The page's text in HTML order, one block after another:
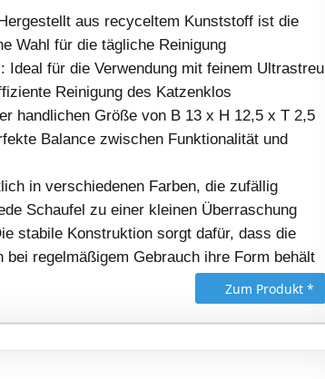
aus recyceltem Kunststoff ist die
Wahl für die tägliche Reinigung
Ideal für die Verwendung mit feinem Ultrastreu
Reinigung des Katzenklos
handlichen Größe von B 13 x H 12,5 x T 2,5
Balance zwischen Funktionalität und
in verschiedenen Farben, die zufällig
Schaufel zu einer kleinen Überraschung
stabile Konstruktion sorgt dafür, dass die
bei regelmäßigem Gebrauch ihre Form behält
Zum Produkt *